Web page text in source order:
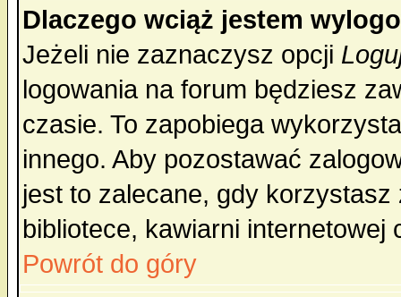
Dlaczego wciąż jestem
Jeżeli nie zaznaczysz opcji
logowania na forum będziesz
czasie. To zapobiega
innego. Aby pozostawać
jest to zalecane, gdy
bibliotece, kawiarni internetowej
Powrót do góry